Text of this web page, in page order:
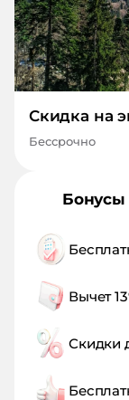
Скидка на
Бессрочно
Бонусы
Вычет
Скидки